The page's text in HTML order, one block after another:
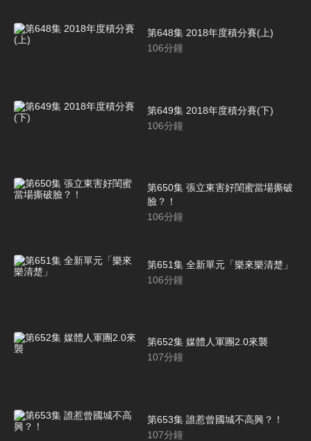
第648集 2018年度積分賽(上)
106分鐘
第649集 2018年度積分賽(下)
106分鐘
第650集 張立東害好閨蜜當場撕破
臉？！
106分鐘
第651集 全新單元「樂來樂清楚」
106分鐘
第652集 媒體人軍團2.0來襲
107分鐘
第653集 誰惹曾國城不高興？！
107分鐘